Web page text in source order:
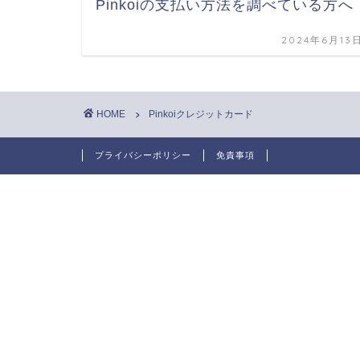
Pinkoiの支払い方法を調べている方へ
2024年6月13
HOME Pinkoiクレジットカード
プライバシーポリシー 免責事項